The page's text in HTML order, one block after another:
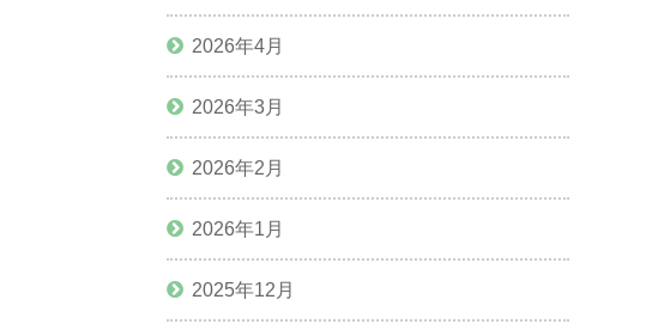
2026年4月
2026年3月
2026年2月
2026年1月
2025年12月